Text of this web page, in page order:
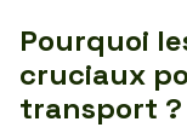
Pourquoi
cruciaux
transport ?